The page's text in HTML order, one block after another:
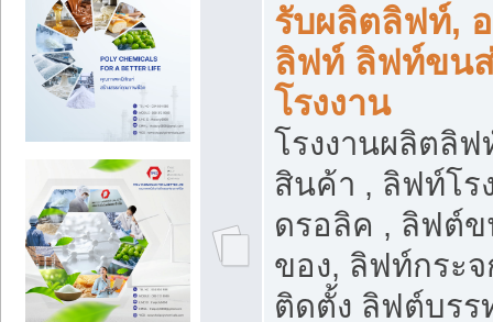
รับผลิตลิฟท์,
ลิฟท์ ลิฟท์ขน
โรงงาน
โรงงานผลิตลิ
สินค้า , ลิฟท์โร
ดรอลิค , ลิฟต์
ของ, ลิฟท์กระ
ติดตั้ง ลิฟต์บร